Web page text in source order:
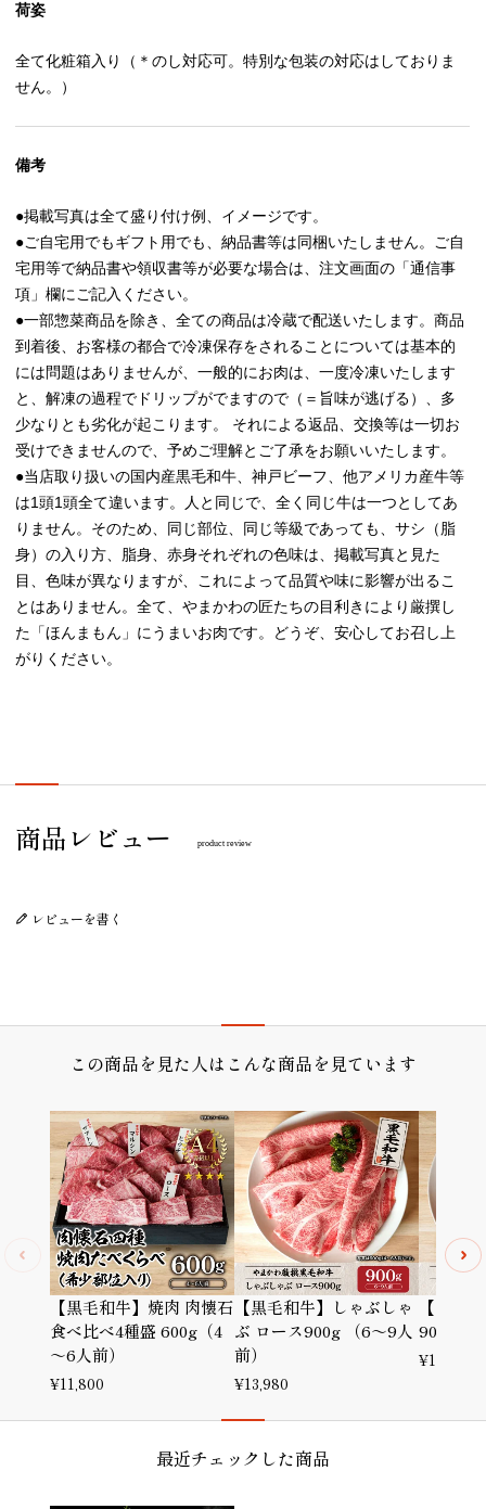
荷姿
全て化粧箱入り（＊のし対応可。特別な包装の対応はしておりま
せん。）
備考
●掲載写真は全て盛り付け例、イメージです。
●ご自宅用でもギフト用でも、納品書等は同梱いたしません。ご自
宅用等で納品書や領収書等が必要な場合は、注文画面の「通信事
項」欄にご記入ください。
●一部惣菜商品を除き、全ての商品は冷蔵で配送いたします。商品
到着後、お客様の都合で冷凍保存をされることについては基本的
には問題はありませんが、一般的にお肉は、一度冷凍いたします
と、解凍の過程でドリップがでますので（＝旨味が逃げる）、多
少なりとも劣化が起こります。 それによる返品、交換等は一切お
受けできませんので、予めご理解とご了承をお願いいたします。
●当店取り扱いの国内産黒毛和牛、神戸ビーフ、他アメリカ産牛等
は1頭1頭全て違います。人と同じで、全く同じ牛は一つとしてあ
りません。そのため、同じ部位、同じ等級であっても、サシ（脂
身）の入り方、脂身、赤身それぞれの色味は、掲載写真と見た
目、色味が異なりますが、これによって品質や味に影響が出るこ
とはありません。全て、やまかわの匠たちの目利きにより厳撰し
た「ほんまもん」にうまいお肉です。どうぞ、安心してお召し上
がりください。
商品レビュー product review
レビューを書く
この商品を見た人はこんな商品を見ています
【黒毛和牛】焼肉 肉懐石
食べ比べ4種盛 600g（4
～6人前）
¥11,800
【黒毛和牛】しゃぶしゃ
ぶ ロース900g （6～9人
前）
¥13,980
【黒毛
900g （
¥12,980
最近チェックした商品